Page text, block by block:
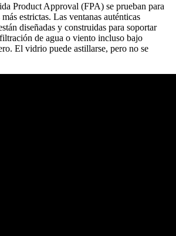
Product Approval (FPA) se prueban para
estrictas. Las ventanas auténticas
diseñadas y construidas para soportar
de agua o viento incluso bajo
El vidrio puede astillarse, pero no se